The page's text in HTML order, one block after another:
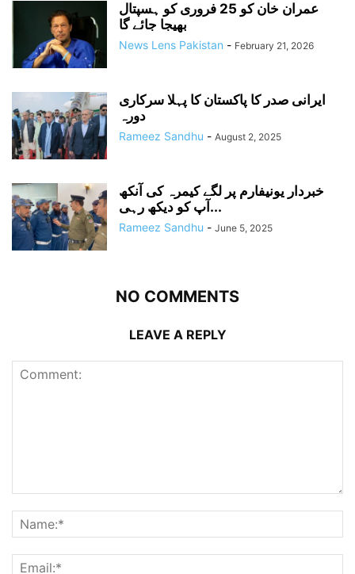
عمران خان کو 25 فروری کو ہسپتال
بھیجا جائے گا
News Lens Pakistan - February 21, 2026
ایرانی صدر کا پاکستان کا پہلا سرکاری
دورہ
Rameez Sandhu - August 2, 2025
خبردار یونیفارم پر لگے کیمرہ کی آنکھ
آپ کو دیکھ رہی...
Rameez Sandhu - June 5, 2025
NO COMMENTS
LEAVE A REPLY